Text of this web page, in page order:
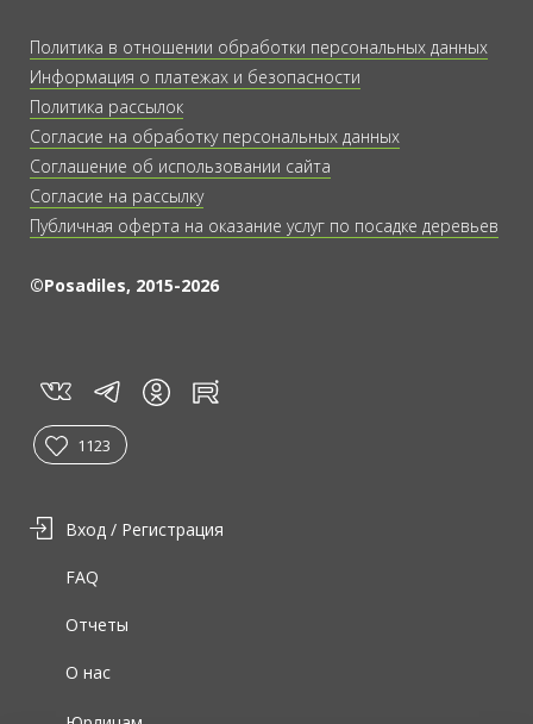
Политика в отношении обработки персональных данных
Информация о платежах и безопасности
Политика рассылок
Согласие на обработку персональных данных
Соглашение об использовании сайта
Согласие на рассылку
Публичная оферта на оказание услуг по посадке деревьев
©Posadiles, 2015-2026
vk tg in rt
1123
Вход / Регистрация
О нас
Отчеты
FAQ